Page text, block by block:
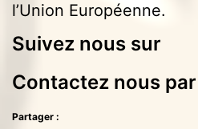
l’Union Européenne.
Suivez nous sur
Contactez nous par
Partager :